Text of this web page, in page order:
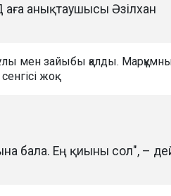
анықтаушысы Әзілхан
мен зайыбы қалды.
жоқ.
бала. Ең қиыны сол", –